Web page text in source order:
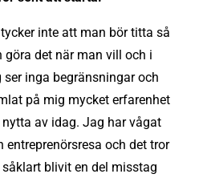
inte att man bör titta så
göra det när man vill och i
inga begränsningar och
på mig mycket erfarenhet
av idag. Jag har vågat
och det tror
blivit en del misstag